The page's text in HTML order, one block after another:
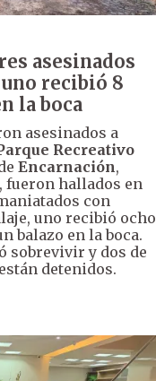
asesinados
recibió 8
la boca
asesinados a
Recreativo
Encarnación,
, fueron hallados en
con
uno recibió ocho
balazo en la boca.
sobrevivir y dos de
detenidos.